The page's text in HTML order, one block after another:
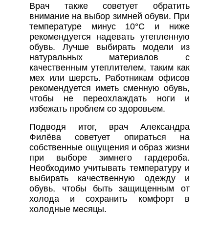
Врач также советует обратить
внимание на выбор зимней обуви. При
температуре минус 10°C и ниже
рекомендуется надевать утепленную
обувь. Лучше выбирать модели из
натуральных материалов с
качественным утеплителем, таким как
мех или шерсть. Работникам офисов
рекомендуется иметь сменную обувь,
чтобы не переохлаждать ноги и
избежать проблем со здоровьем.
Подводя итог, врач Александра
Филёва советует опираться на
собственные ощущения и образ жизни
при выборе зимнего гардероба.
Необходимо учитывать температуру и
выбирать качественную одежду и
обувь, чтобы быть защищенным от
холода и сохранить комфорт в
холодные месяцы.